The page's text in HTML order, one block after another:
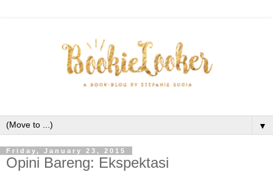
▼
Friday, January 23, 2015
Opini Bareng: Ekspektasi